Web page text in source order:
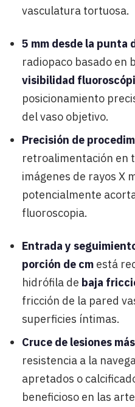
vasculatura tortuosa.
5 mm desde la punta
radiopaco basado en
visibilidad
posicionamiento
del vaso objetivo.
Precisión de
retroalimentación en
imágenes de rayos X
potencialmente
fluoroscopia.
Entrada y
porción de cm está
hidrófila de baja
fricción de la pared
superficies íntimas.
Cruce de lesiones
resistencia a la
apretados o
beneficioso en las